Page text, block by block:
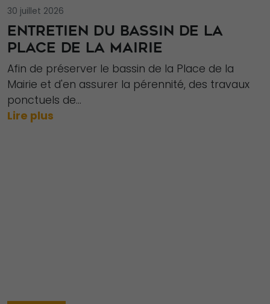
30 juillet 2026
ENTRETIEN DU BASSIN DE LA
PLACE DE LA MAIRIE
Afin de préserver le bassin de la Place de la
Mairie et d'en assurer la pérennité, des travaux
ponctuels de...
Lire plus
Afin que notre
site Web